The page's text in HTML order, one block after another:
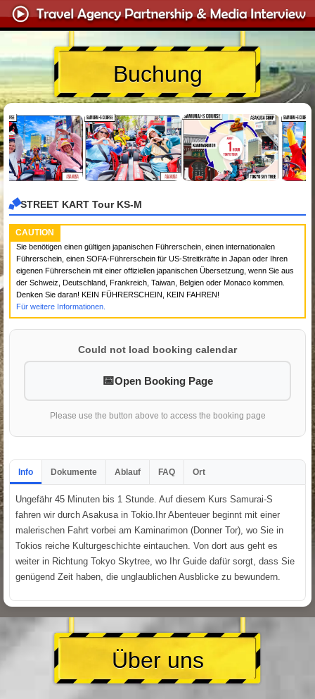
Buchung
STREET KART Tour KS-M
CAUTION
Sie benötigen einen gültigen japanischen Führerschein, einen internationalen
Führerschein, einen SOFA-Führerschein für US-Streitkräfte in Japan oder Ihren
eigenen Führerschein mit einer offiziellen japanischen Übersetzung, wenn Sie aus
der Schweiz, Deutschland, Frankreich, Taiwan, Belgien oder Monaco kommen.
Denken Sie daran! KEIN FÜHRERSCHEIN, KEIN FAHREN!
Für weitere Informationen.
Could not load booking calendar
Open Booking Page
Please use the button above to access the booking page
Info Dokumente Ablauf FAQ Ort
Ungefähr 45 Minuten bis 1 Stunde. Auf diesem Kurs Samurai-S
fahren wir durch Asakusa in Tokio.Ihr Abenteuer beginnt mit einer
malerischen Fahrt vorbei am Kaminarimon (Donner Tor), wo Sie in
Tokios reiche Kulturgeschichte eintauchen. Von dort aus geht es
weiter in Richtung Tokyo Skytree, wo Ihr Guide dafür sorgt, dass Sie
genügend Zeit haben, die unglaublichen Ausblicke zu bewundern.
Über uns